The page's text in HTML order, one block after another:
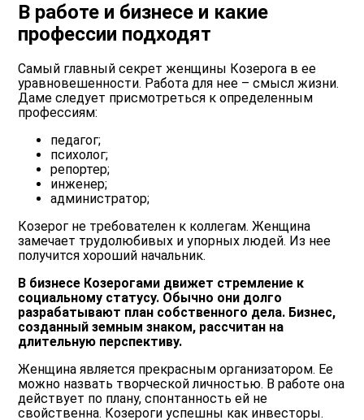
В работе и бизнесе и какие
профессии подходят
Самый главный секрет женщины Козерога в ее
уравновешенности. Работа для нее – смысл жизни.
Даме следует присмотреться к определенным
профессиям:
педагог;
психолог;
репортер;
инженер;
администратор;
Козерог не требователен к коллегам. Женщина
замечает трудолюбивых и упорных людей. Из нее
получится хороший начальник.
В бизнесе Козерогами движет стремление к
социальному статусу. Обычно они долго
разрабатывают план собственного дела. Бизнес,
созданный земным знаком, рассчитан на
длительную перспективу.
Женщина является прекрасным организатором. Ее
можно назвать творческой личностью. В работе она
действует по плану, спонтанность ей не
свойственна. Козероги успешны как инвесторы.